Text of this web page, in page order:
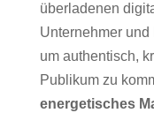
überladenen
Unternehmer
um authentisch,
Publikum zu
energetisches